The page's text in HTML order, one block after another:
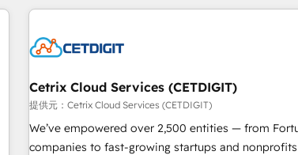
customers.
Cetrix Cloud Services (CETDIGIT)
提供元：Cetrix Cloud Services (CETDIGIT)
We’ve empowered over 2,500 entities — from
companies to fast-growing startups and